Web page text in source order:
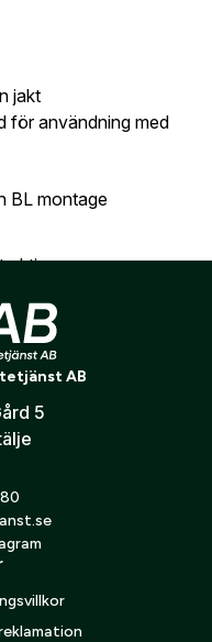
jakt
för användning med
BL montage
med QDC+, vilket
för längre skotthåll i
för optisk
komponent
för att säkerställa
AB
5